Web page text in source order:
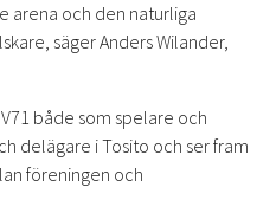
arena och den naturliga
säger Anders Wilander,
både som spelare och
delägare i Tosito och ser fram
föreningen och